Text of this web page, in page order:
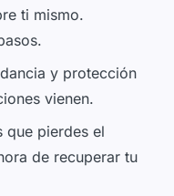
ti mismo.
y protección
vienen.
que pierdes el
de recuperar tu